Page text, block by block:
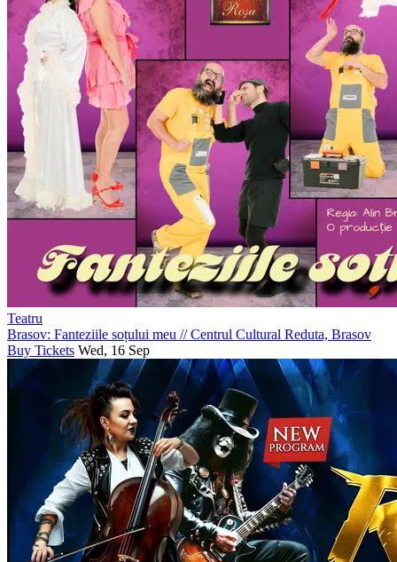
Teatru
Brasov: Fanteziile soțului meu //Centrul Cultural Reduta, Brasov
Buy Tickets Wed, 16 Sep